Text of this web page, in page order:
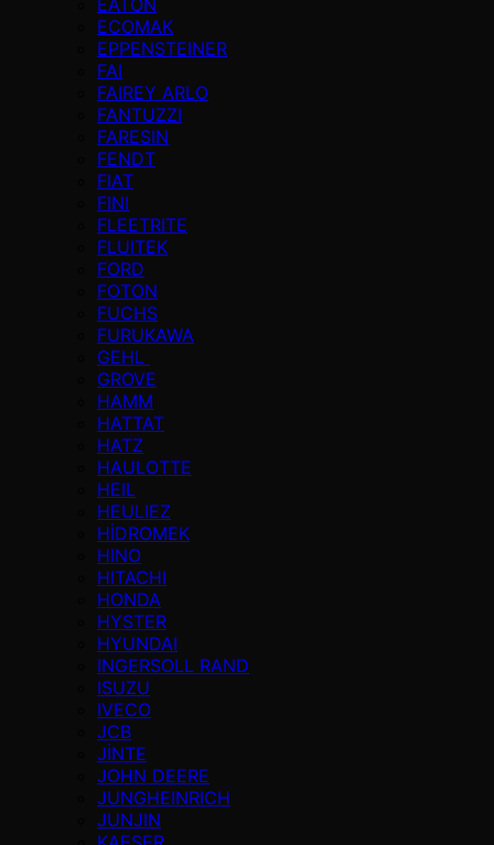
ECOMAK
EPPENSTEINER
FAI
FAIREY ARLO
FANTUZZI
FARESIN
FENDT
FIAT
FINI
FLEETRITE
FLUITEK
FORD
FOTON
FUCHS
FURUKAWA
GEHL
GROVE
HAMM
HATTAT
HATZ
HAULOTTE
HEIL
HEULIEZ
HİDROMEK
HINO
HITACHI
HONDA
HYSTER
HYUNDAI
INGERSOLL RAND
ISUZU
IVECO
JCB
JİNTE
JOHN DEERE
JUNGHEINRICH
JUNJIN